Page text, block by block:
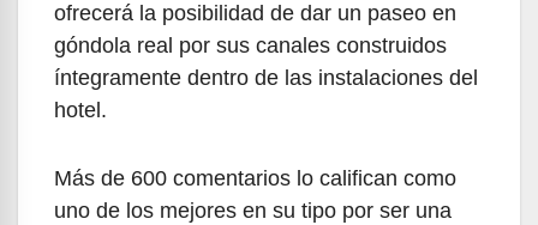
ofrecerá la posibilidad de dar un paseo en
góndola real por sus canales construidos
íntegramente dentro de las instalaciones del
hotel.
Más de 600 comentarios lo califican como
uno de los mejores en su tipo por ser una